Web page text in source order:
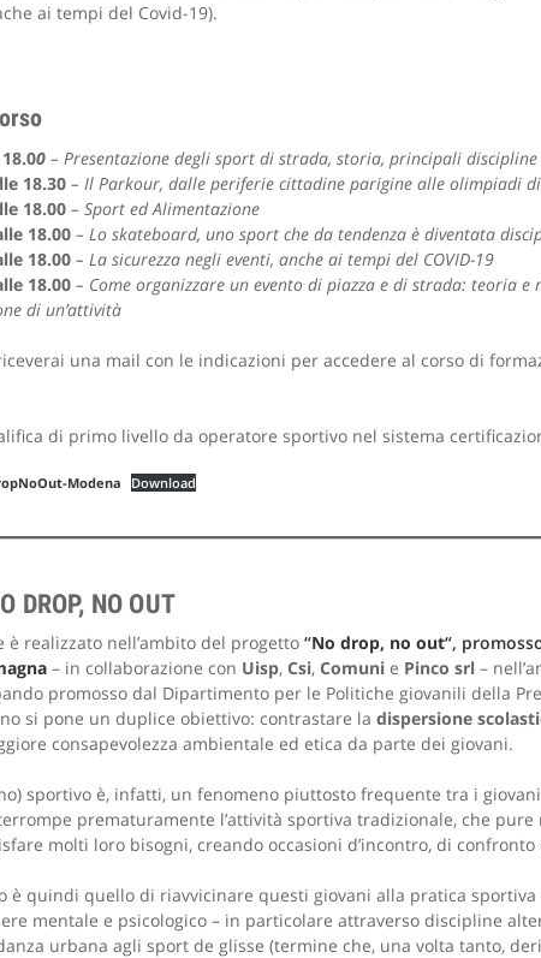
ai tempi del Covid-19).
0– Presentazione degli sport di strada, storia, principali
18.30– Il Parkour, dalle periferie cittadine parigine alle olimpiadi
18.00– Sport ed Alimentazione
18.00 – Lo skateboard, uno sport che da tendenza è diventata
18.00 – La sicurezza negli eventi, anche ai tempi del COVID-19
18.00 – Come organizzare un evento di piazza e di strada: teoria e
di un’attività
una mail con le indicazioni per accedere al corso di
di primo livello da operatore sportivo nel sistema
Modena Download
DROP, NO OUT
è realizzato nell’ambito del progetto “No drop, no out“,
– in collaborazione con Uisp, Csi, Comuni e Pinco srl–
promosso dal Dipartimento per le Politiche giovanili della
si pone un duplice obiettivo: contrastare la dispersione
consapevolezza ambientale ed etica da parte dei giovani.
sportivo è, infatti, un fenomeno piuttosto frequente tra i
prematuramente l’attività sportiva tradizionale, che
molti loro bisogni, creando occasioni d’incontro, di
è quindi quello di riavvicinare questi giovani alla pratica
mentale e psicologico – in particolare attraverso discipline
urbana agli sport de glisse (termine che, una volta tanto,